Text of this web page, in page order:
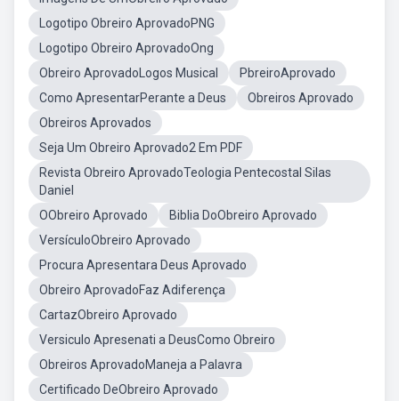
Logotipo Obreiro AprovadoPNG
Logotipo Obreiro AprovadoOng
Obreiro AprovadoLogos Musical
PbreiroAprovado
Como ApresentarPerante a Deus
Obreiros Aprovado
Obreiros Aprovados
Seja Um Obreiro Aprovado2 Em PDF
Revista Obreiro AprovadoTeologia Pentecostal Silas
Daniel
OObreiro Aprovado
Biblia DoObreiro Aprovado
VersículoObreiro Aprovado
Procura Apresentara Deus Aprovado
Obreiro AprovadoFaz Adiferença
CartazObreiro Aprovado
Versiculo Apresenati a DeusComo Obreiro
Obreiros AprovadoManeja a Palavra
Certificado DeObreiro Aprovado